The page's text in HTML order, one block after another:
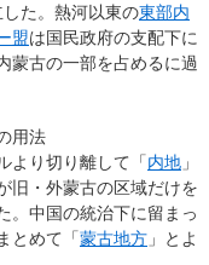
した。熱河以東の東部内
盟は国民政府の支配下に
蒙古の一部を占めるに過
用法
より切り離して「内地 」
旧・外蒙古の区域だけを
。中国の統治下に留まっ
とめて「蒙古地方 」とよ